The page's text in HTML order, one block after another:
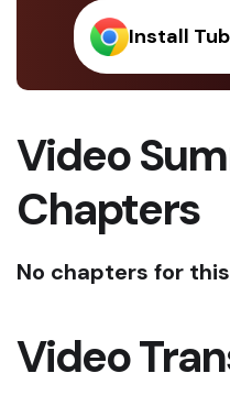
Install
Video
Chapters
No chapters for
Video